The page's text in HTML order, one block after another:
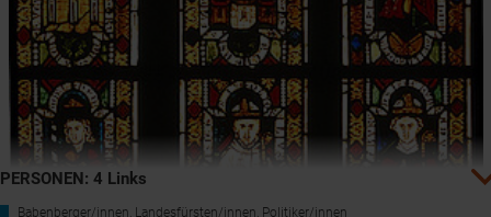
PERSONEN: 4 Links
Babenberger/innen, Landesfürsten/innen, Politiker/innen